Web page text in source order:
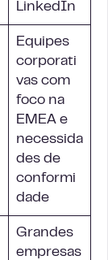
LinkedIn
Equipes
corporati
vas com
foco na
EMEA e
necessida
des de
conformi
dade
Grandes
empresas